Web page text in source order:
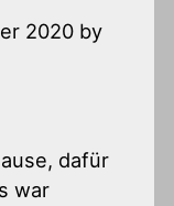
2020 by
dafür
war